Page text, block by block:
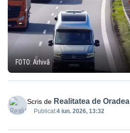
FOTO: Arhivă
Scris de Realitatea de Oradea
Publicat:4 iun. 2026, 13:32